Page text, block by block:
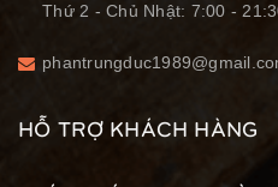
Thứ 2 - Chủ Nhật: 7:00 -
HỖ TRỢ KHÁCH HÀNG